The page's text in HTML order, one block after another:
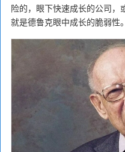
险的，眼下快速成长的公司
就是德鲁克眼中成长的脆弱性。